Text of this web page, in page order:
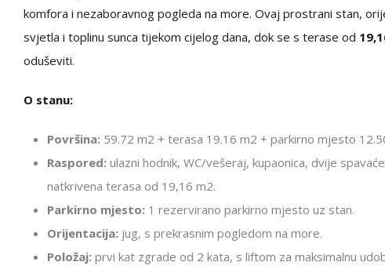
komfora i nezaboravnog pogleda na more. Ovaj prostrani stan,
svjetla i toplinu sunca tijekom cijelog dana, dok se s terase od
oduševiti.
O stanu:
Površina: 59.72 m2 + terasa 19.16 m2 + parkirno mjesto
Raspored: ulazni hodnik, WC/vešeraj, kupaonica, dvije
natkrivena terasa od 19,16 m2.
Parkirno mjesto: 1 rezervirano parkirno mjesto uz stan.
Orijentacija: jug, s prekrasnim pogledom na more.
Položaj: prvi kat zgrade od 2 kata, s liftom za maksimalnu